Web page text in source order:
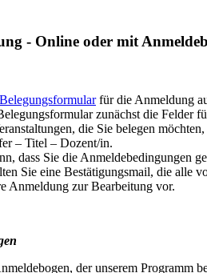
- Online oder mit
für die Anmeldung
zunächst die Felder
die Sie belegen
– Titel – Dozent/in.
dass Sie die Anmeldebedingungen
Sie eine Bestätigungsmail, die alle
Anmeldung zur Bearbeitung vor.
der unserem Programm